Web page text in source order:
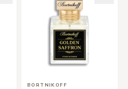
BORTNIKOFF